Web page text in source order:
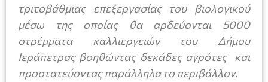
τριτοβάθμιας επεξεργασίας του βιολογικού
μέσω της οποίας θα αρδεύονται 5000
στρέμματα καλλιεργειών του Δήμου
Ιεράπετρας βοηθώντας δεκάδες αγρότες και
προστατεύοντας παράλληλα το περιβάλλον.